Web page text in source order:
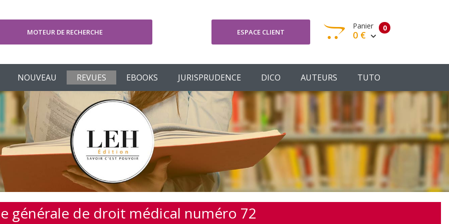
MOTEUR DE RECHERCHE ESPACE CLIENT 0
Panier
0 €
Votre panier est vide
Votre Panier Commander
NOUVEAU REVUES EBOOKS JURISPRUDENCE DICO AUTEURS TUTO
générale de droit médical numéro 72